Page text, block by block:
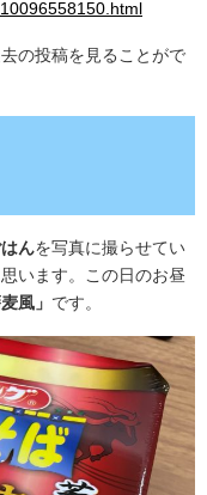
の投稿を見ることがで
んを写真に撮らせてい
います。この日のお昼
風」 です。